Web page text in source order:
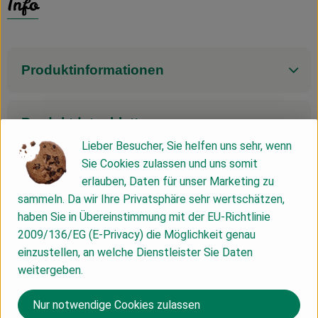
Produktinformationen
Produktdatenblatt
Herkunft
Hersteller: Weleda
DV
Lieber Besucher, Sie helfen uns sehr, wenn
Sie Cookies zulassen und uns somit
erlauben, Daten für unser Marketing zu
sammeln. Da wir Ihre Privatsphäre sehr wertschätzen,
haben Sie in Übereinstimmung mit der EU-Richtlinie
2009/136/EG (E-Privacy) die Möglichkeit genau
einzustellen, an welche Dienstleister Sie Daten
weitergeben.
Nur notwendige Cookies zulassen